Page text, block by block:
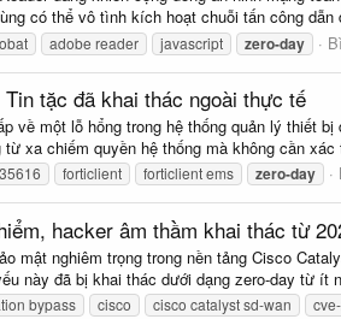
có thể vô tình kích hoạt chuỗi tấn công dẫn
adobe reader javascript zero-day
tặc đã khai thác ngoài thực tế
về một lỗ hổng trong hệ thống quản lý thiết
xa chiếm quyền hệ thống mà không cần
forticlient forticlient ems zero-day
hacker âm thầm khai thác từ
mật nghiêm trọng trong nền tảng Cisco
này đã bị khai thác dưới dạng zero-day từ ít
bypass cisco cisco catalyst sd-wan